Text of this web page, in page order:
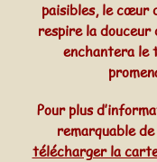
paisibles, le cœur
respire la douceur
enchantera le
Pour plus
remarquable
télécharger la